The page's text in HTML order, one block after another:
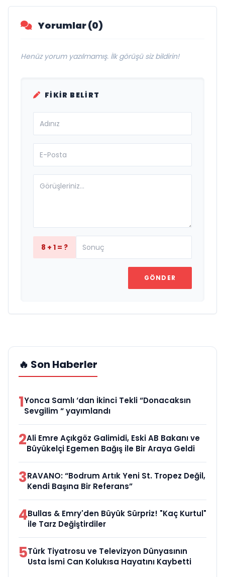
Yorumlar (0)
Henüz yorum yazılmamış. İlk görüşü siz bildirin!
FIKIR BELIRT
8 + 1 = ?
GÖNDER
🔥 Son Haberler
1Yonca Samlı ‘dan İkinci Tekli “Donacaksın
Sevgilim “ yayımlandı
2Ali Emre Açıkgöz Galimidi, Eski AB Bakanı ve
Büyükelçi Egemen Bağış ile Bir Araya Geldi
3RAVANO: “Bodrum Artık Yeni St. Tropez Değil,
Kendi Başına Bir Referans”
4Bullas & Emry'den Büyük Sürpriz! "Kaç Kurtul"
ile Tarz Değiştirdiler
5Türk Tiyatrosu ve Televizyon Dünyasının
Usta İsmi Can Kolukısa Hayatını Kaybetti